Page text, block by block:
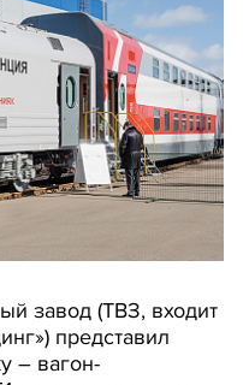
завод (ТВЗ, входит
представил
– вагон-